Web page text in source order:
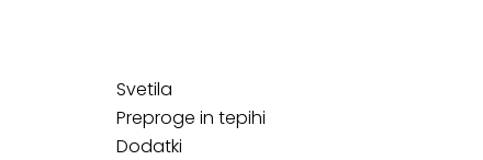
Svetila
Preproge in tepihi
Dodatki